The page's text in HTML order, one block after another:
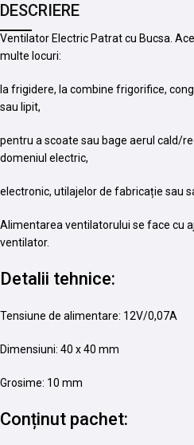
DESCRIERE
Ventilator Electric Patrat cu Bucsa.
multe locuri:
la frigidere, la combine frigorifice,
sau lipit,
pentru a scoate sau bage aerul cald/
domeniul electric,
electronic, utilajelor de fabricație sau
Alimentarea ventilatorului se face cu
ventilator.
Detalii tehnice:
Tensiune de alimentare: 12V/0,07A
Dimensiuni: 40 x 40 mm
Grosime: 10 mm
Conținut pachet: